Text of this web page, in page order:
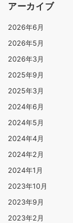
アーカイブ
2026年6月
2026年5月
2026年3月
2025年9月
2025年3月
2024年6月
2024年5月
2024年4月
2024年2月
2024年1月
2023年10月
2023年9月
2023年2月